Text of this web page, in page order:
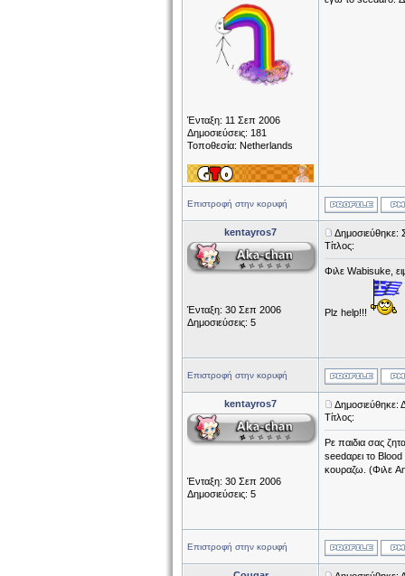
Ένταξη: 11 Σεπ 2006
Δημοσιεύσεις: 181
Τοποθεσία: Netherlands
Επιστροφή στην κορυφή
kentayros7
Ένταξη: 30 Σεπ 2006
Δημοσιεύσεις: 5
Δημοσιεύθηκε:
Τίτλος:
Φιλε Wabisuke,
Plz help!!!
Επιστροφή στην κορυφή
kentayros7
Ένταξη: 30 Σεπ 2006
Δημοσιεύσεις: 5
Δημοσιεύθηκε:
Τίτλος:
Ρε παιδια σας
seedαρει το
κουραζω. (Φιλε
Επιστροφή στην κορυφή